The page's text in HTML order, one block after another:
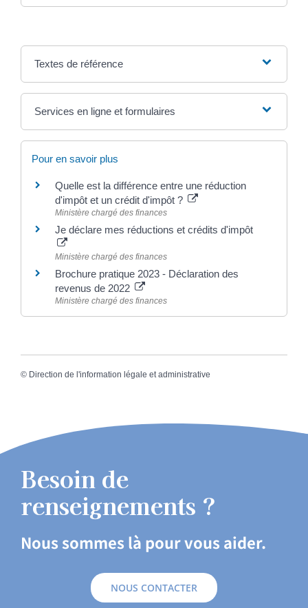
Textes de référence
Services en ligne et formulaires
Pour en savoir plus
Quelle est la différence entre une réduction
d'impôt et un crédit d'impôt ?
Ministère chargé des finances
Je déclare mes réductions et crédits d'impôt
Ministère chargé des finances
Brochure pratique 2023 - Déclaration des
revenus de 2022
Ministère chargé des finances
© Direction de l'information légale et administrative
Besoin de
renseignements ?
Nous sommes là pour vous aider.
NOUS CONTACTER